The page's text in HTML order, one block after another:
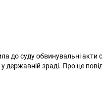
до суду обвинувальні акти
державній зраді. Про це